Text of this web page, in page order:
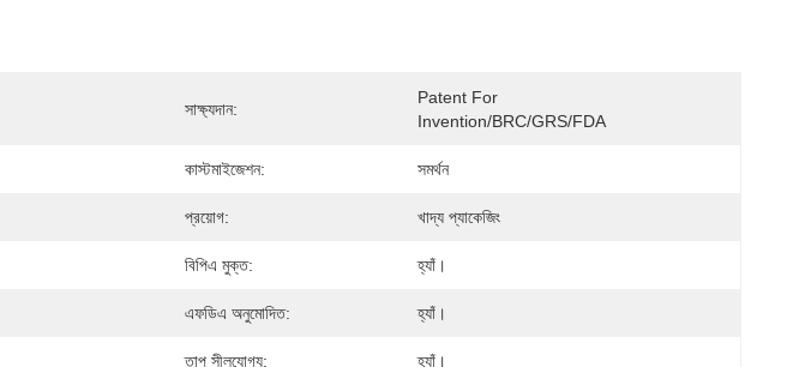
সাক্ষ্যদান:
Patent For
Invention/BRC/GRS/FDA
কাস্টমাইজেশন: সমর্থন
প্রয়োগ: খাদ্য প্যাকেজিং
বিপিএ মুক্ত: হ্যাঁ।
এফডিএ অনুমোদিত: হ্যাঁ।
তাপ সীলযোগ্য: হ্যাঁ।